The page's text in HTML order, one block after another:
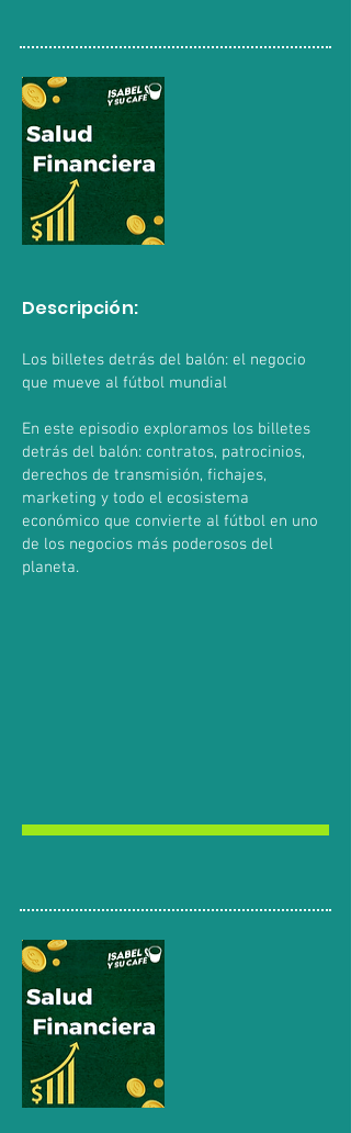
Descripción:
Los billetes detrás del balón: el negocio
que mueve al fútbol mundial
En este episodio exploramos los billetes
detrás del balón: contratos, patrocinios,
derechos de transmisión, fichajes,
marketing y todo el ecosistema
económico que convierte al fútbol en uno
de los negocios más poderosos del
planeta.